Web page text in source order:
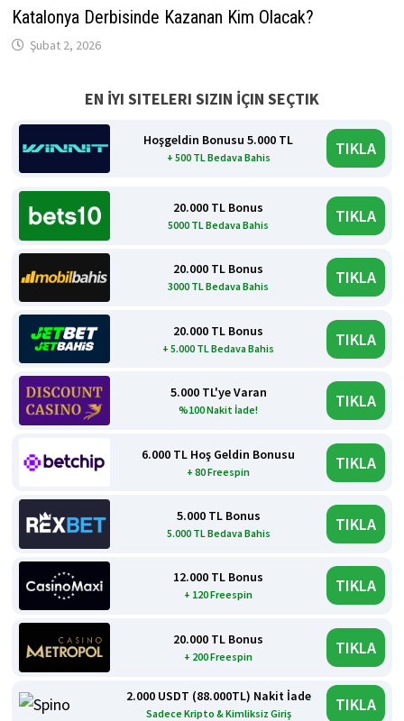
Katalonya Derbisinde Kazanan Kim Olacak?
Şubat 2, 2026
EN İYI SITELERI SIZIN İÇIN SEÇTIK
Hoşgeldin Bonusu 5.000 TL
+ 500 TL Bedava Bahis TIKLA
20.000 TL Bonus
5000 TL Bedava Bahis TIKLA
20.000 TL Bonus
3000 TL Bedava Bahis TIKLA
20.000 TL Bonus
+ 5.000 TL Bedava Bahis TIKLA
5.000 TL'ye Varan
%100 Nakit İade! TIKLA
6.000 TL Hoş Geldin Bonusu
+ 80 Freespin TIKLA
5.000 TL Bonus
5.000 TL Bedava Bahis TIKLA
12.000 TL Bonus
+ 120 Freespin TIKLA
20.000 TL Bonus
+ 200 Freespin TIKLA
2.000 USDT (88.000TL) Nakit İade
Sadece Kripto & Kimliksiz Giriş TIKLA